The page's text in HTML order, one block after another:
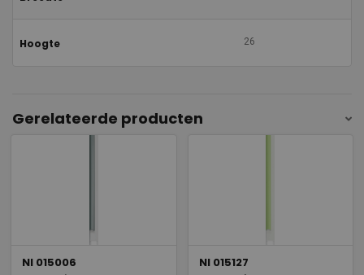
Hoogte 26
Gerelateerde producten
NI 015006 NI 015127